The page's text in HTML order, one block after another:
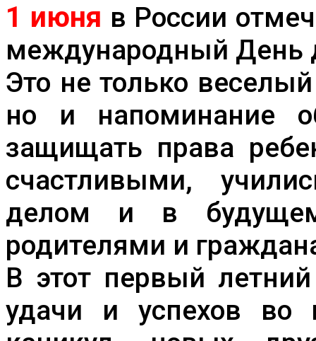
1 июня в России
международный День
Это не только
но и напоминание
защищать права
счастливыми,
делом и в
родителями и
В этот первый
удачи и успехов во